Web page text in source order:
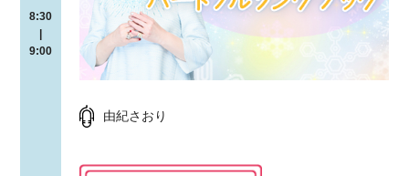
8:30
9:00
由紀さおり